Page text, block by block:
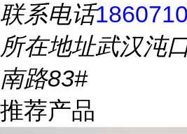
联系电话
所在地址武汉沌
南路83#
推荐产品